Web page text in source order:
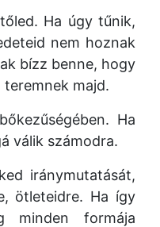
Ha úgy tűnik,
nem hoznak
bízz benne, hogy
majd.
Ha
válik számodra.
iránymutatását,
ötleteidre. Ha így
minden formája